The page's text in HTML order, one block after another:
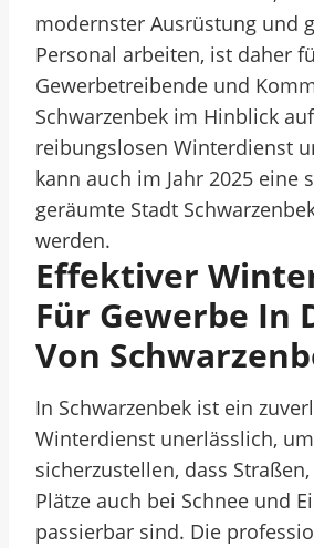
modernster Ausrüstung und
Personal arbeiten, ist daher
Gewerbetreibende und
Schwarzenbek im Hinblick
reibungslosen Winterdienst
kann auch im Jahr 2025 eine
geräumte Stadt
werden.
Effektiver
Für Gewerbe In
Von
In Schwarzenbek ist ein
Winterdienst unerlässlich, um
sicherzustellen, dass
Plätze auch bei Schnee und
passierbar sind. Die